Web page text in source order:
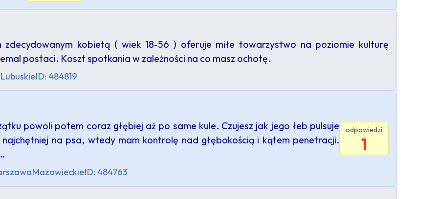
zdecydowanym kobietą ( wiek 18-56 ) oferuje miłe towarzystwo na poziomie kulturę
postaci. Koszt spotkania w zależności na co masz ochotę.
LubuskieID: 484819
powoli potem coraz głębiej aż po same kule. Czujesz jak jego łeb pulsuje
na psa, wtedy mam kontrolę nad głębokością i kątem penetracji.
MazowieckieID: 484763
odpowiedzi
1